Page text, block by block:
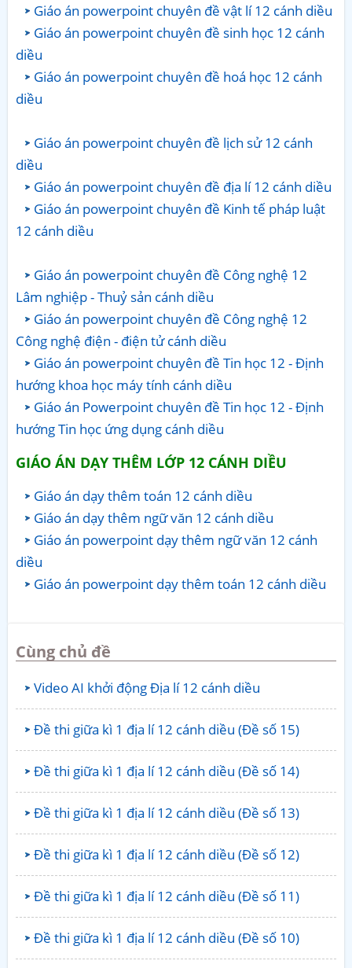
Giáo án powerpoint chuyên đề vật lí 12 cánh diều
Giáo án powerpoint chuyên đề sinh học 12 cánh
diều
Giáo án powerpoint chuyên đề hoá học 12 cánh
diều
Giáo án powerpoint chuyên đề lịch sử 12 cánh
diều
Giáo án powerpoint chuyên đề địa lí 12 cánh diều
Giáo án powerpoint chuyên đề Kinh tế pháp luật
12 cánh diều
Giáo án powerpoint chuyên đề Công nghệ 12
Lâm nghiệp - Thuỷ sản cánh diều
Giáo án powerpoint chuyên đề Công nghệ 12
Công nghệ điện - điện tử cánh diều
Giáo án powerpoint chuyên đề Tin học 12 - Định
hướng khoa học máy tính cánh diều
Giáo án Powerpoint chuyên đề Tin học 12 - Định
hướng Tin học ứng dụng cánh diều
GIÁO ÁN DẠY THÊM LỚP 12 CÁNH DIỀU
Giáo án dạy thêm toán 12 cánh diều
Giáo án dạy thêm ngữ văn 12 cánh diều
Giáo án powerpoint dạy thêm ngữ văn 12 cánh
diều
Giáo án powerpoint dạy thêm toán 12 cánh diều
Cùng chủ đề
Video AI khởi động Địa lí 12 cánh diều
Đề thi giữa kì 1 địa lí 12 cánh diều (Đề số 15)
Đề thi giữa kì 1 địa lí 12 cánh diều (Đề số 14)
Đề thi giữa kì 1 địa lí 12 cánh diều (Đề số 13)
Đề thi giữa kì 1 địa lí 12 cánh diều (Đề số 12)
Đề thi giữa kì 1 địa lí 12 cánh diều (Đề số 11)
Đề thi giữa kì 1 địa lí 12 cánh diều (Đề số 10)